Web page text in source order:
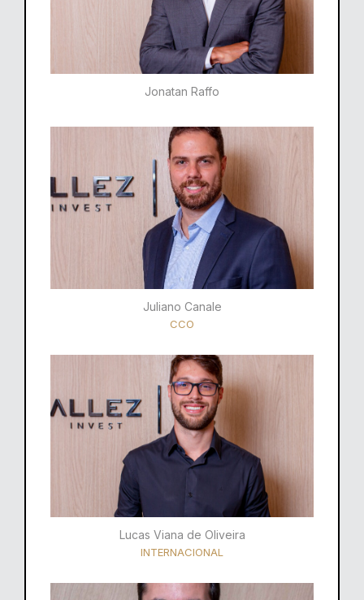
Jonatan Raffo
Juliano Canale
CCO
Lucas Viana de Oliveira
INTERNACIONAL